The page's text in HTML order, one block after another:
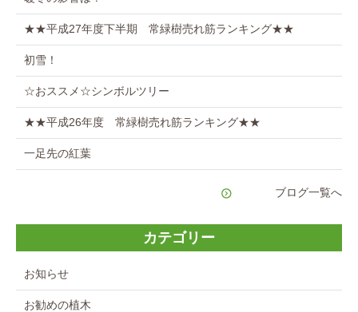
★★平成27年度下半期 常緑樹売れ筋ランキング★★
初雪！
☆おススメ☆シンボルツリー
★★平成26年度 常緑樹売れ筋ランキング★★
一足先の紅葉
ブログ一覧へ
カテゴリー
お知らせ
お勧めの植木